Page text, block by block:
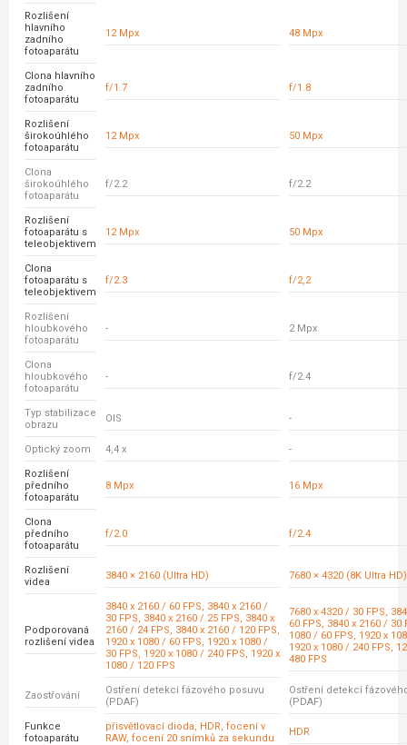
Rozlišení
hlavního
zadního
fotoaparátu
12 Mpx 48 Mpx
Clona hlavního
zadního
fotoaparátu
f/1.7 f/1.8
Rozlišení
širokoúhlého
fotoaparátu
12 Mpx 50 Mpx
Clona
širokoúhlého
fotoaparátu
f/2.2 f/2.2
Rozlišení
fotoaparátu s
teleobjektivem
12 Mpx 50 Mpx
Clona
fotoaparátu s
teleobjektivem
f/2.3 f/2,2
Rozlišení
hloubkového
fotoaparátu
- 2 Mpx
Clona
hloubkového
fotoaparátu
- f/2.4
Typ stabilizace
obrazu
OIS -
Optický zoom 4,4 x -
Rozlišení
předního
fotoaparátu
8 Mpx 16 Mpx
Clona
předního
fotoaparátu
f/2.0 f/2.4
Rozlišení
videa
3840 × 2160 (Ultra HD) 7680 × 4320 (8K Ultra HD)
Podporovaná
rozlišení videa
3840 x 2160 / 60 FPS, 3840 x 2160 /
30 FPS, 3840 x 2160 / 25 FPS, 3840 x
2160 / 24 FPS, 3840 x 2160 / 120 FPS,
1920 x 1080 / 60 FPS, 1920 x 1080 /
30 FPS, 1920 x 1080 / 240 FPS, 1920 x
1080 / 120 FPS
7680 x 4320 / 30 FPS,
60 FPS, 3840 x 2160 / 30
1080 / 60 FPS, 1920 x
1920 x 1080 / 240 FPS,
480 FPS
Zaostřování
Ostření detekcí fázového posuvu
(PDAF)
Ostření detekcí
(PDAF)
Funkce
fotoaparátu
přisvětlovací dioda, HDR, focení v
RAW, focení 20 snímků za sekundu
HDR